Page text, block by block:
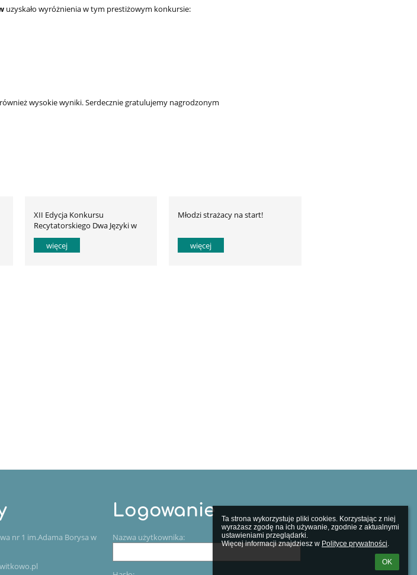
Ta strona wykorzystuje pliki cookies. Korzystając z niej
wyrażasz zgodę na ich używanie, zgodnie z aktualnymi
ustawieniami przeglądarki.
Więcej informacji znajdziesz w Polityce prywatności.
OK
uzyskało wyróżnienia w tym prestiżowym konkursie:
wysokie wyniki. Serdecznie gratulujemy nagrodzonym
XII Edycja Konkursu
Recytatorskiego Dwa Języki w
ZSP w Witkowie
więcej
Młodzi strażacy na start!
więcej
nr 1 im.Adama Borysa w
Logowanie
Nazwa użytkownika: